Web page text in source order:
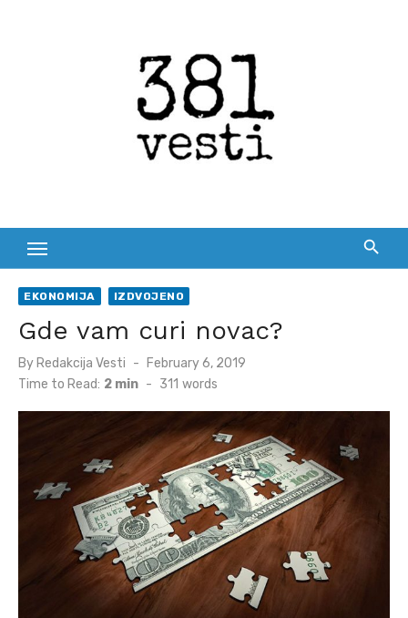
EKONOMIJA IZDVOJENO
Gde vam curi novac?
By Redakcija Vesti
Posted
February 6, 2019
Time to Read: 2 min - 311 words